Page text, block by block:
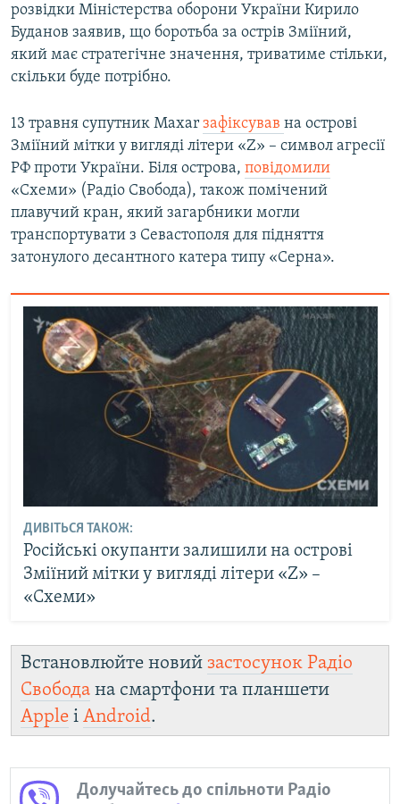
розвідки Міністерства оборони України Кирило
Буданов заявив, що боротьба за острів Зміїний,
який має стратегічне значення, триватиме стільки,
скільки буде потрібно.
13 травня супутник Maxar зафіксував на острові
Зміїний мітки у вигляді літери «Z» – символ агресії
РФ проти України. Біля острова, повідомили
«Схеми» (Радіо Свобода), також помічений
плавучий кран, який загарбники могли
транспортувати з Севастополя для підняття
затонулого десантного катера типу «Серна».
ДИВІТЬСЯ ТАКОЖ:
Російські окупанти залишили на острові
Зміїний мітки у вигляді літери «Z» –
«Схеми»
Встановлюйте новий застосунок Радіо
Свобода на смартфони та планшети
Apple і Android.
Долучайтесь до спільноти Радіо